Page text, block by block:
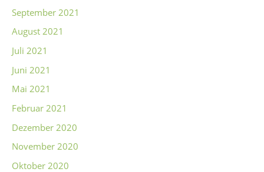
September 2021
August 2021
Juli 2021
Juni 2021
Mai 2021
Februar 2021
Dezember 2020
November 2020
Oktober 2020